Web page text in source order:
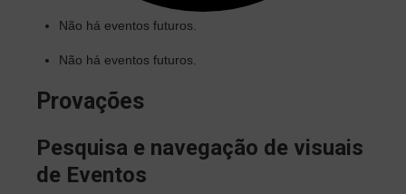
Não há eventos futuros.
Não há eventos futuros.
Provações
Pesquisa e navegação de visuais
de Eventos